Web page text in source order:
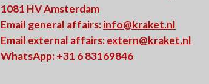
1081 HV Amsterdam
Email general affairs:info@kraket.nl
Email external affairs:extern@kraket.nl
WhatsApp: +31 6 83169846